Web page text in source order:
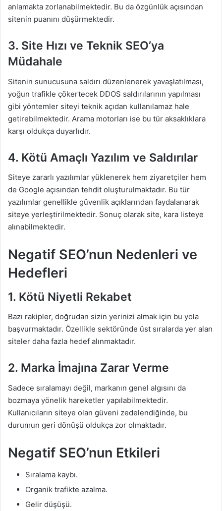
anlamakta zorlanabilmektedir. Bu da özgünlük açısından
sitenin puanını düşürmektedir.
3. Site Hızı ve Teknik SEO’ya
Müdahale
Sitenin sunucusuna saldırı düzenlenerek yavaşlatılması,
yoğun trafikle çökertecek DDOS saldırılarının yapılması
gibi yöntemler siteyi teknik açıdan kullanılamaz hale
getirebilmektedir. Arama motorları ise bu tür aksaklıklara
karşı oldukça duyarlıdır.
4. Kötü Amaçlı Yazılım ve Saldırılar
Siteye zararlı yazılımlar yüklenerek hem ziyaretçiler hem
de Google açısından tehdit oluşturulmaktadır. Bu tür
yazılımlar genellikle güvenlik açıklarından faydalanarak
siteye yerleştirilmektedir. Sonuç olarak site, kara listeye
alınabilmektedir.
Negatif SEO’nun Nedenleri ve
Hedefleri
1. Kötü Niyetli Rekabet
Bazı rakipler, doğrudan sizin yerinizi almak için bu yola
başvurmaktadır. Özellikle sektöründe üst sıralarda yer alan
siteler daha fazla hedef alınmaktadır.
2. Marka İmajına Zarar Verme
Sadece sıralamayı değil, markanın genel algısını da
bozmaya yönelik hareketler yapılabilmektedir.
Kullanıcıların siteye olan güveni zedelendiğinde, bu
durumun geri dönüşü oldukça zor olmaktadır.
Negatif SEO’nun Etkileri
Sıralama kaybı.
Organik trafikte azalma.
Gelir düşüşü.